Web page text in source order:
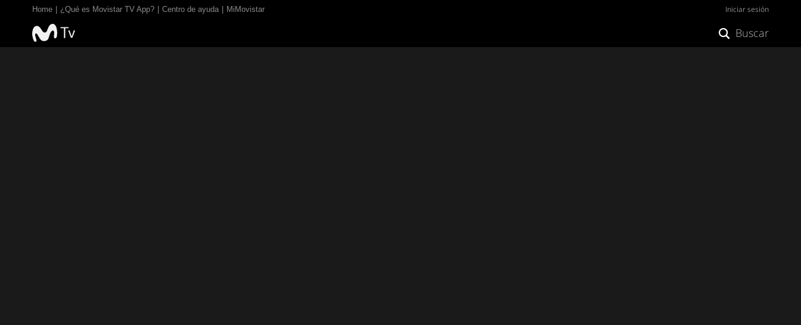
Home ¿Qué es Movistar TV App? Centro de ayuda MiMovistar Iniciar sesión
Buscar